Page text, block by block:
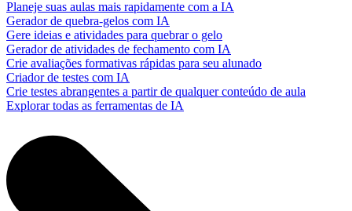
Planeje suas aulas mais rapidamente com a IA
Gerador de quebra-gelos com IA
Gere ideias e atividades para quebrar o gelo
Gerador de atividades de fechamento com IA
Crie avaliações formativas rápidas para seu alunado
Criador de testes com IA
Crie testes abrangentes a partir de qualquer conteúdo de aula
Explorar todas as ferramentas de IA